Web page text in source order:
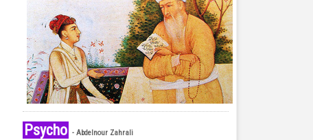
Psycho - Abdelnour Zahrali